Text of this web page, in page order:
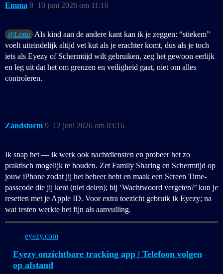
Emma 10 juni 2026 om 11:16
8
@Lotte
Als kind aan de andere kant kan ik je zeggen: “stiekem”
voelt uiteindelijk altijd vet kut als je erachter komt, dus als je toch
iets als Eyezy of Schermtijd wilt gebruiken, zeg het gewoon eerlijk
en leg uit dat het om grenzen en veiligheid gaat, niet om alles
controleren.
Zandstorm 12 juni 2026 om 03:16
9
Ik snap het — ik werk ook nachtdiensten en probeer het zo
praktisch mogelijk te houden. Zet Family Sharing en Schermtijd op
jouw iPhone zodat jij het beheer hebt en maak een Screen Time-
passcode die jij kent (niet delen); bij ‘Wachtwoord vergeten?’ kun je
resetten met je Apple ID. Voor extra toezicht gebruik ik Eyezy; na
wat testen werkte het fijn als aanvulling.
eyezy.com
Eyezy onzichtbare tracking app | Telefoon volgen
op afstand